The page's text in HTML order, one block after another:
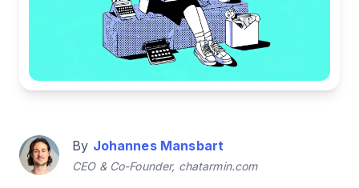
By Johannes Mansbart
CEO & Co-Founder, chatarmin.com